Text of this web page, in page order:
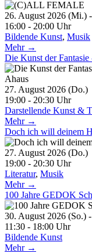
26. August 2026 (Mi.)
16:00 - 20:00 Uhr
Bildende Kunst, Musik
Mehr →
Die Kunst der
27. August 2026 (Do.)
19:00 - 20:30 Uhr
Darstellende Kunst &
Mehr →
Doch ich will deinem
27. August 2026 (Do.)
19:00 - 20:30 Uhr
Literatur, Musik
Mehr →
100 Jahre GEDOK
30. August 2026 (So.)
11:30 - 18:00 Uhr
Bildende Kunst
Mehr →